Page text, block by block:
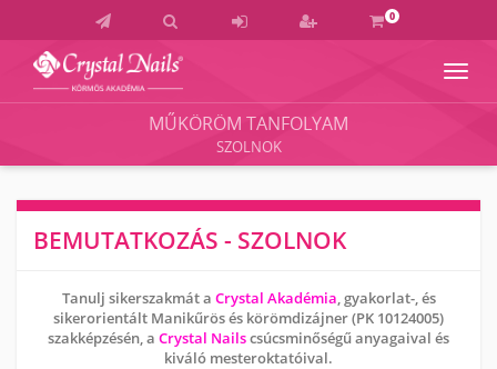
0
Crystal
Akadémia
Vizsgaközpont
MŰKÖRÖM TANFOLYAM
SZOLNOK
BEMUTATKOZÁS - SZOLNOK
Tanulj sikerszakmát a Crystal Akadémia, gyakorlat-, és
sikerorientált Manikűrös és körömdizájner (PK 10124005)
szakképzésén, a Crystal Nailscsúcsminőségű anyagaival és
kiváló mesteroktatóival.